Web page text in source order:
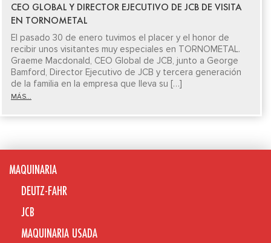
CEO GLOBAL Y DIRECTOR EJECUTIVO DE JCB DE VISITA
EN TORNOMETAL
El pasado 30 de enero tuvimos el placer y el honor de
recibir unos visitantes muy especiales en TORNOMETAL.
Graeme Macdonald, CEO Global de JCB, junto a George
Bamford, Director Ejecutivo de JCB y tercera generación
de la familia en la empresa que lleva su […]
MÁS...
MAQUINARIA
DEUTZ-FAHR
JCB
MAQUINARIA USADA